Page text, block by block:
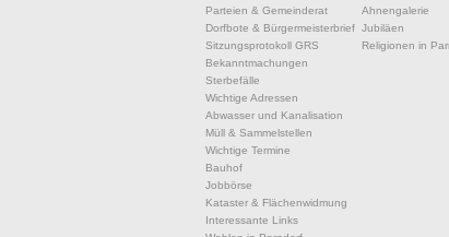
Parteien & Gemeinderat
Dorfbote & Bürgermeisterbrief
Sitzungsprotokoll GRS
Bekanntmachungen
Sterbefälle
Wichtige Adressen
Abwasser und Kanalisation
Müll & Sammelstellen
Wichtige Termine
Bauhof
Jobbörse
Kataster & Flächenwidmung
Interessante Links
Ahnengalerie
Jubiläen
Religionen in